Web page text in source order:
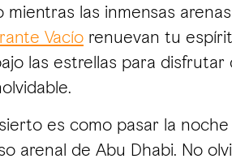
las inmensas arenas
Vacíorenuevan tu
las estrellas para disfrutar
es como pasar la
arenal de Abu Dhabi. No